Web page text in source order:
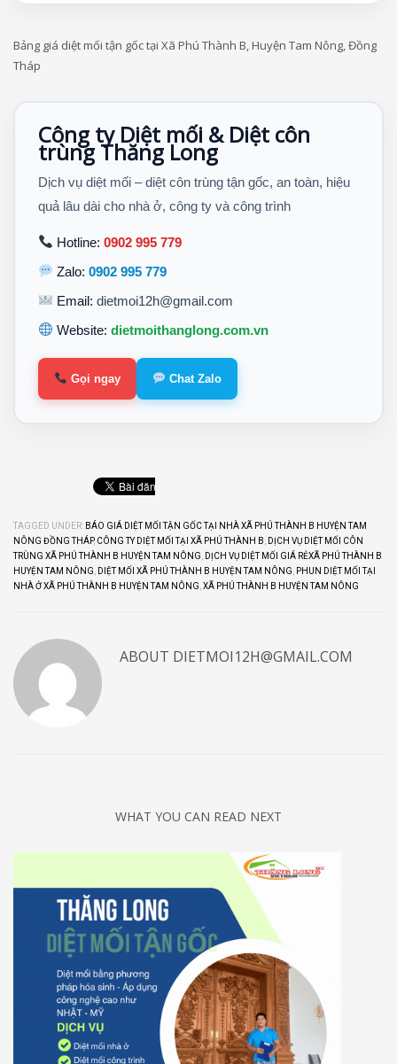
Bảng giá diệt mối tận gốc tại Xã Phú Thành B, Huyện Tam Nông, Đồng
Tháp
Công ty Diệt mối & Diệt côn
trùng Thăng Long
Dịch vụ diệt mối – diệt côn trùng tận gốc, an toàn, hiệu
quả lâu dài cho nhà ở, công ty và công trình
Hotline:0902 995 779
Zalo:0902 995 779
Email:dietmoi12h@gmail.com
Website:dietmoithanglong.com.vn
Gọi ngay Chat Zalo
TAGGED UNDER: BÁO GIÁ DIỆT MỐI TẬN GỐC TẠI NHÀ XÃ PHÚ THÀNH B HUYỆN TAM
NÔNG ĐỒNG THÁP, CÔNG TY DIỆT MỐI TẠI XÃ PHÚ THÀNH B
DỊCH VỤ DIỆT MỐI CÔN
TRÙNG XÃ PHÚ THÀNH B HUYỆN TAM NÔNG
DỊCH VỤ DIỆT MỐI GIÁ RẺXÃ PHÚ THÀNH B
HUYỆN TAM NÔNG
DIỆT MỐI XÃ PHÚ THÀNH B HUYỆN TAM NÔNG
PHUN DIỆT MỐI TẠI
NHÀ Ở XÃ PHÚ THÀNH B HUYỆN TAM NÔNG XÃ PHÚ THÀNH B HUYỆN TAM NÔNG
ABOUT DIETMOI12H@GMAIL.COM
WHAT YOU CAN READ NEXT